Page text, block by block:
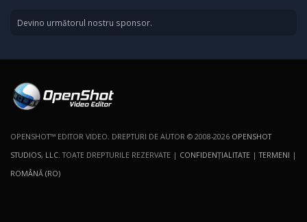
Devino următorul nostru sponsor.
OPENSHOT™ EDITOR VIDEO. DREPTURI DE AUTOR © 2008-2026 OPENSHOT
STUDIOS, LLC . TOATE DREPTURILE REZERVATE | CONFIDENŢIALITATE |TERMENI |
ROMÂNĂ (RO)